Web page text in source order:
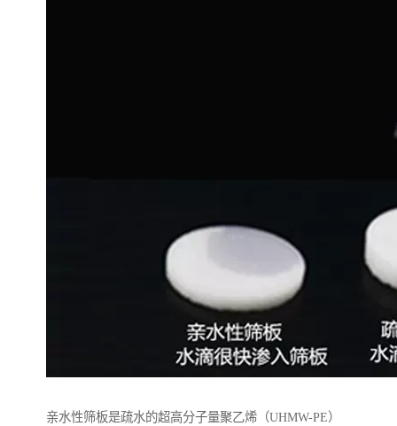
亲水性筛板是疏水的超高分子量聚乙烯（UHMW-PE）